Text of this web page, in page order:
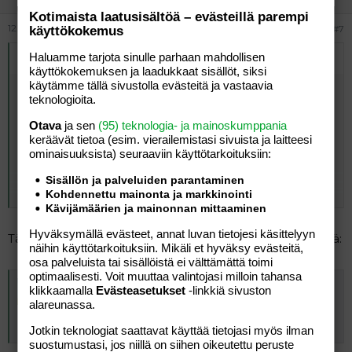
12.05.2026 #7
Alkuperäinen kirjoittajavierailija:
Minä vietän Suomalaisuuden päivää.
Suomalaisuuden päivästä ei pitäisi joutua etsimään
juttua Suomen Yleisradiosta, joka väittää vaalivansa
suomalaista kulttuuria.
Yleltä löytyy etsimättä juttuja koska ramadan alkaa ja
loppuu, ja miten sitä vietetään...
Click to expand...
Tässä sulle katsottavaa iltapuuron aikaan. Ei kestä kiittää:
J. V. Snellmanin ja suomalaisuuden päivä | Pikku Kakkosen juontopalat
Katti Matikainen ja Nakkirakki toivottavat hauskaa J. V.
areena.yle.fi
Kotimaista laatusisältöä – evästeillä parempi
käyttökokemus
Haluamme tarjota sinulle parhaan mahdollisen
käyttökokemuksen ja laadukkaat sisällöt, siksi
käytämme tällä sivustolla evästeitä ja vastaavia
teknologioita.
Otavaja sen (95) teknologia- ja mainoskumppania
keräävät tietoa (esim. vierailemis­tasi sivuista ja laitteesi
ominaisuuk­sista) seuraaviin käyttötarkoituksiin:
Sisällön ja palveluiden parantaminen
Kohdennettu mainonta ja markkinointi
Kävijämäärien ja mainonnan mittaaminen
Hyväksymällä evästeet, annat luvan tietojesi käsittelyyn
näihin käyttötarkoituksiin. Mikäli et hyväksy evästeitä,
osa palveluista tai sisällöistä ei välttämättä toimi
optimaalisesti. Voit muuttaa valintojasi milloin tahansa
klikkaamalla Evästeasetukset -linkkiä sivuston
alareunassa.
Jotkin teknologiat saattavat käyttää tietojasi myös ilman
suostumustasi, jos niillä on siihen oikeutettu peruste